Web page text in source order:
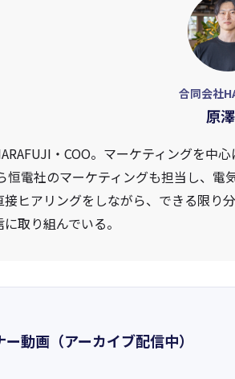
合同会社
原
・COO。マーケティングを中
恒電社のマーケティングも担当し、
接ヒアリングをしながら、できる限り
取り組んでいる。
動画（アーカイブ配信中）